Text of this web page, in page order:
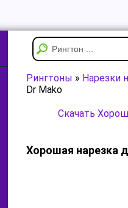
Рингтоны » Нарезки
Dr Mako
Скачать
Хорошая нарезка